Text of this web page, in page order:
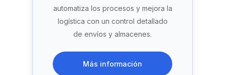
automatiza los procesos y mejora la
logística con un control detallado
de envíos y almacenes.
Más información